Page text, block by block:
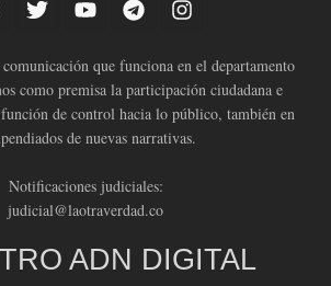
que funciona en el departamento
como premisa la participación ciudadana e
de control hacia lo público, también en
de nuevas narrativas.
Notificaciones judiciales:
judicial@laotraverdad.co
ADN DIGITAL